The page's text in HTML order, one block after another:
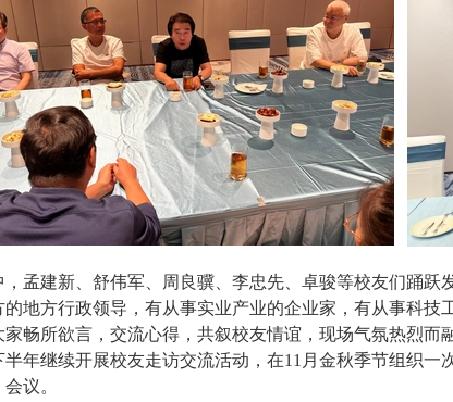
孟建新、舒伟军、周良骥、李忠先、卓骏等校友们踊
地方行政领导，有从事实业产业的企业家，有从事科
畅所欲言，交流心得，共叙校友情谊，现场气氛热烈而
年继续开展校友走访交流活动，在11 月金秋季节组织一
议。